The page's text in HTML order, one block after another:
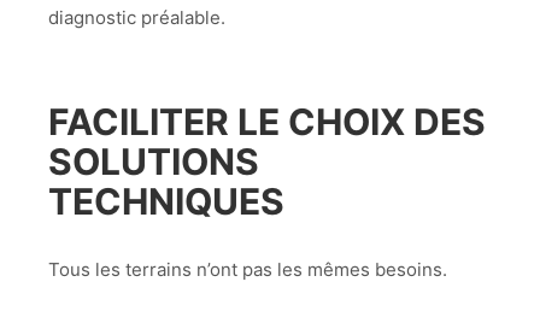
diagnostic préalable.
FACILITER LE CHOIX DES
SOLUTIONS
TECHNIQUES
Tous les terrains n’ont pas les mêmes besoins.